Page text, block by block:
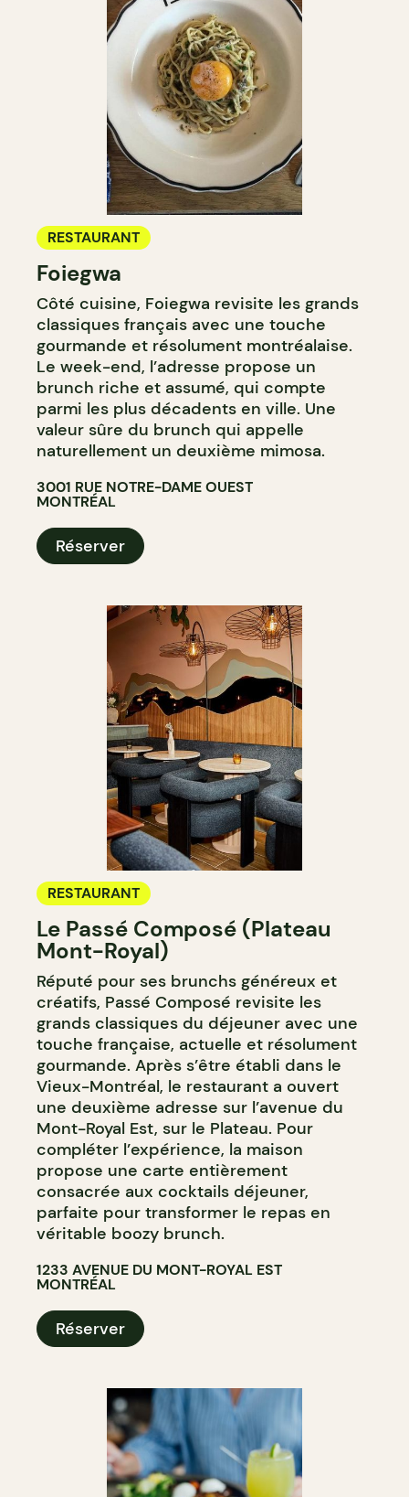
RESTAURANT
Foiegwa
Côté cuisine, Foiegwa revisite les grands
classiques français avec une touche
gourmande et résolument montréalaise.
Le week-end, l’adresse propose un
brunch riche et assumé, qui compte
parmi les plus décadents en ville. Une
valeur sûre du brunch qui appelle
naturellement un deuxième mimosa.
3001 RUE NOTRE-DAME OUEST
MONTRÉAL
Réserver
RESTAURANT
Le Passé Composé (Plateau
Mont-Royal)
Réputé pour ses brunchs généreux et
créatifs, Passé Composé revisite les
grands classiques du déjeuner avec une
touche française, actuelle et résolument
gourmande. Après s’être établi dans le
Vieux-Montréal, le restaurant a ouvert
une deuxième adresse sur l’avenue du
Mont-Royal Est, sur le Plateau. Pour
compléter l’expérience, la maison
propose une carte entièrement
consacrée aux cocktails déjeuner,
parfaite pour transformer le repas en
véritable boozy brunch.
1233 AVENUE DU MONT-ROYAL EST
MONTRÉAL
Réserver